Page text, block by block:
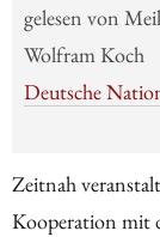
gelesen von
Wolfram Koch
Deutsche
Zeitnah
Kooperation mit